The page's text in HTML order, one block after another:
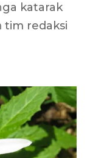
katarak
tim redaksi